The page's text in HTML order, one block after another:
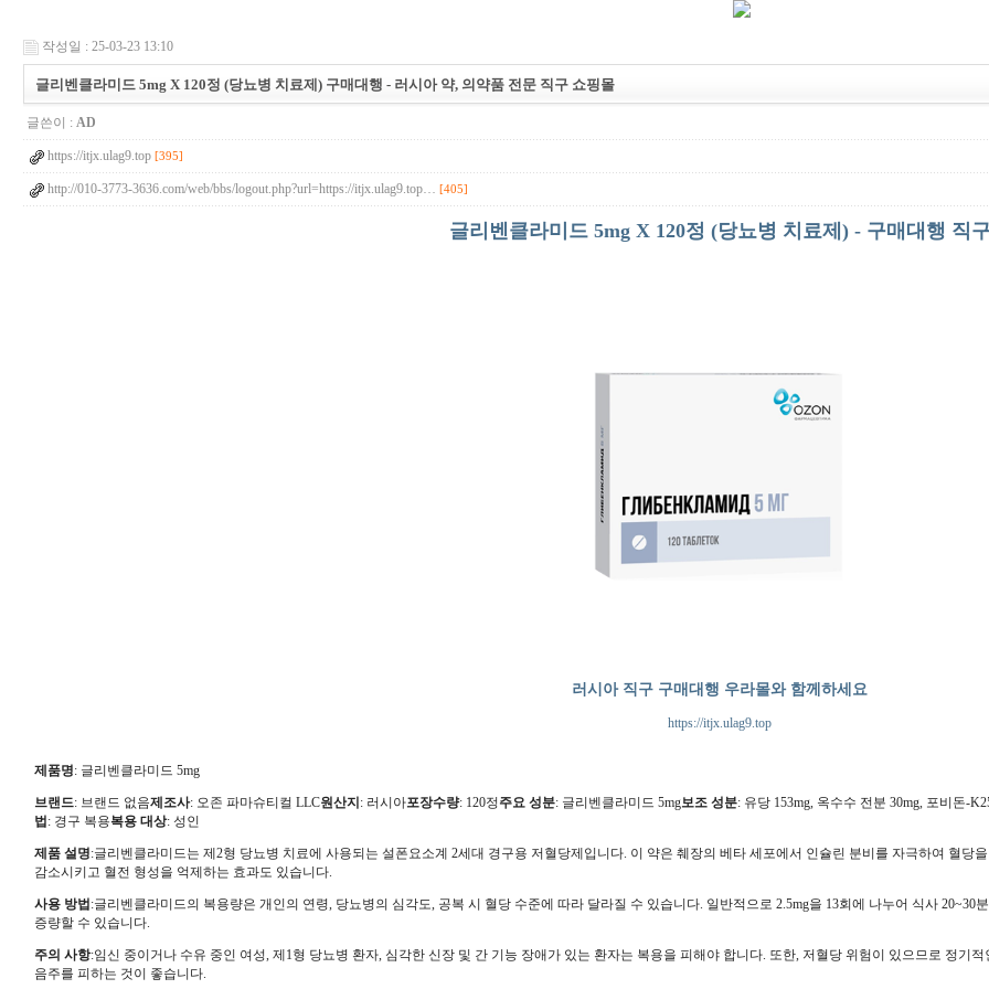
작성일 : 25-03-23 13:10
글리벤클라미드 5mg X 120정 (당뇨병 치료제) 구매대행 - 러시아 약, 의약품 전문 직구 쇼핑몰
글쓴이 : AD
https://itjx.ulag9.top [395]
http://010-3773-3636.com/web/bbs/logout.php?url=https://itjx.ulag9.top… [405]
글리벤클라미드 5mg X 120정 (당뇨병 치료제) - 구매대행 직
러시아 직구 구매대행 우라몰와 함께하세요
https://itjx.ulag9.top
제품명: 글리벤클라미드 5mg
브랜드: 브랜드 없음제조사: 오존 파마슈티컬 LLC원산지 : 러시아포장수량: 120정주요 성분: 글리벤클라미드 5mg보조 성분: 유당 153mg, 옥수수 전분 30mg, 포비돈-
법 : 경구 복용복용 대상: 성인
제품 설명:글리벤클라미드는 제2형 당뇨병 치료에 사용되는 설폰요소계 2세대 경구용 저혈당제입니다. 이 약은 췌장의 베타 세포에서 인슐린 분비를 자극하여 혈당
감소시키고 혈전 형성을 억제하는 효과도 있습니다.
사용 방법 :글리벤클라미드의 복용량은 개인의 연령, 당뇨병의 심각도, 공복 시 혈당 수준에 따라 달라질 수 있습니다. 일반적으로 2.5mg을 13회에 나누어 식사 20~30
증량할 수 있습니다.
주의 사항:임신 중이거나 수유 중인 여성, 제1형 당뇨병 환자, 심각한 신장 및 간 기능 장애가 있는 환자는 복용을 피해야 합니다. 또한, 저혈당 위험이 있으므로 정기
음주를 피하는 것이 좋습니다.